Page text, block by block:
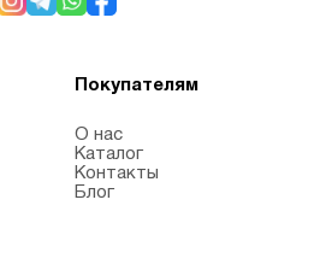
Покупателям
О нас
Каталог
Контакты
Блог